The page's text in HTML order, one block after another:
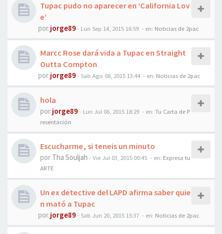
Tupac pudo no aparecer en ‘California Lov
e’
por jorge89- Lun Sep 14, 2015 16:59 - en: Noticias de 2pac
Marcc Rose dará vida a Tupac en Straight
Outta Compton
por jorge89- Sab Ago 08, 2015 13:44 - en: Noticias de 2pac
hola
por jorge89- Lun Jul 06, 2015 18:29 - en: Tu Carta de P
resentación
Escucharme, si teneis un minuto
por Tha Souljah -Vie Jul 03, 2015 00:45 - en: Expresa tu
ARTE
Un ex detective del LAPD afirma saber quie
n mató a Tupac
por jorge89- Sab Jun 20, 2015 15:37 - en: Noticias de 2pac